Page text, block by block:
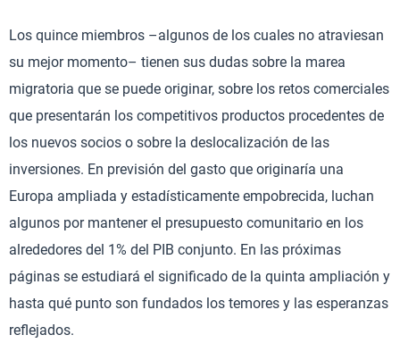
Los quince miembros –algunos de los cuales no atraviesan
su mejor momento– tienen sus dudas sobre la marea
migratoria que se puede originar, sobre los retos comerciales
que presentarán los competitivos productos procedentes de
los nuevos socios o sobre la deslocalización de las
inversiones. En previsión del gasto que originaría una
Europa ampliada y estadísticamente empobrecida, luchan
algunos por mantener el presupuesto comunitario en los
alrededores del 1% del PIB conjunto. En las próximas
páginas se estudiará el significado de la quinta ampliación y
hasta qué punto son fundados los temores y las esperanzas
reflejados.